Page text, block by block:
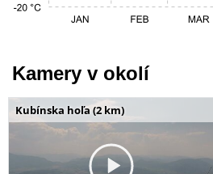
Kamery v okolí
Kubínska hoľa (2 km)